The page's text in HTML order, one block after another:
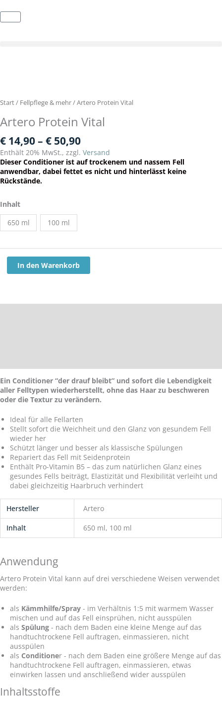
Inhalt
springen
Warenkorb
Start/ Fellpflege & mehr/ Artero Protein Vital
Artero Protein Vital
€ 14,90– € 50,90Preisspanne:
€ 14,90
bis
€ 50,90
Enthält 20% MwSt., zzgl. Versand
Dieser Conditioner ist auftrockenem und nassem Fell
anwendbar, dabei fettet es nicht und hinterlässt keine
Rückstände.
Inhalt
650 ml
100 ml
Artero
Vital
Menge
In den Warenkorb
Ein Conditioner “der drauf bleibt” und sofort die Lebendigkeit
aller Felltypen wiederherstellt, ohne das Haar zu beschweren
oder die Textur zu verändern.
Ideal für alle Fellarten
Stellt sofort die Weichheit und den Glanz von gesundem Fell
wieder her
Schützt länger und besser als klassische Spülungen
Repariert das Fell mit Seidenprotein
Enthält Pro-Vitamin B5 – das zum natürlichen Glanz eines
gesundes Fells beiträgt, Elastizität und Flexibilität verleiht und
dabei gleichzeitig Haarbruch verhindert
Hersteller Artero
Inhalt 650 ml, 100 ml
Anwendung
Artero Protein Vital kann auf drei verschiedene Weisen verwendet
werden:
als Kämmhilfe/Spray - im Verhältnis 1:5 mit warmem Wasser
mischen und auf das Fell einsprühen, nicht ausspülen
als Spülung - nach dem Baden eine kleine Menge auf das
handtuchtrockene Fell auftragen, einmassieren, nicht
ausspülen
als Conditioner - nach dem Baden eine größere Menge auf das
handtuchtrockene Fell auftragen, einmassieren, etwas
einwirken lassen und anschließend wider ausspülen
Inhaltsstoffe